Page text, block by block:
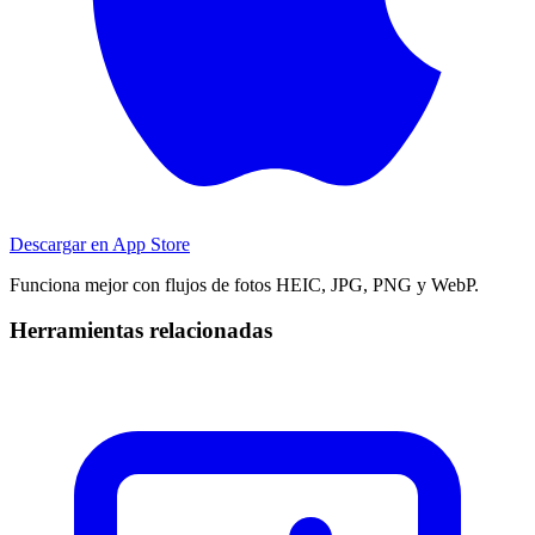
Descargar en App Store
Funciona mejor con flujos de fotos HEIC, JPG, PNG y WebP.
Herramientas relacionadas